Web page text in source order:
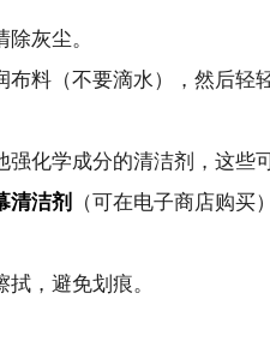
灰尘。
料（不要滴水），然后轻
化学成分的清洁剂，这些
清洁剂 （可在电子商店购买）
，避免划痕。